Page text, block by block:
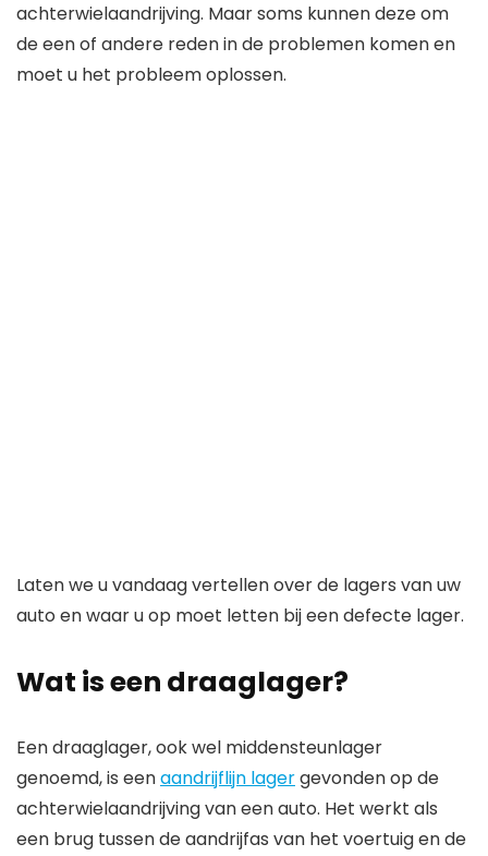
achterwielaandrijving. Maar soms kunnen deze om
de een of andere reden in de problemen komen en
moet u het probleem oplossen.
Laten we u vandaag vertellen over de lagers van uw
auto en waar u op moet letten bij een defecte lager.
Wat is een draaglager?
Een draaglager, ook wel middensteunlager
genoemd, is eenaandrijflijn lagergevonden op de
achterwielaandrijving van een auto. Het werkt als
een brug tussen de aandrijfas van het voertuig en de